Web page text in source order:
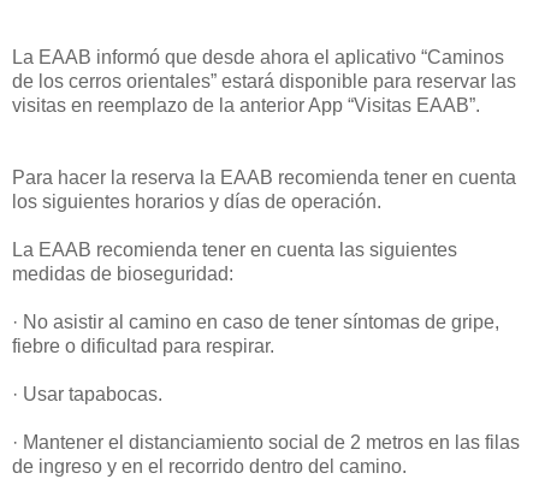
La EAAB informó que desde ahora el aplicativo “Caminos
de los cerros orientales” estará disponible para reservar las
visitas en reemplazo de la anterior App “Visitas EAAB”.
Para hacer la reserva la EAAB recomienda tener en cuenta
los siguientes horarios y días de operación.
La EAAB recomienda tener en cuenta las siguientes
medidas de bioseguridad:
· No asistir al camino en caso de tener síntomas de gripe,
fiebre o dificultad para respirar.
· Usar tapabocas.
· Mantener el distanciamiento social de 2 metros en las filas
de ingreso y en el recorrido dentro del camino.